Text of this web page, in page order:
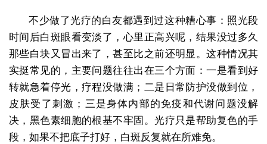
不少做了光疗的白友都遇到过这种糟心事：照光段
时间后白斑眼看变淡了，心里正高兴呢，结果没过多久
那些白块又冒出来了，甚至比之前还明显。这种情况其
实挺常见的，主要问题往往出在三个方面：一是看到好
转就急着停光，疗程没做满；二是日常防护没做到位，
皮肤受了刺激；三是身体内部的免疫和代谢问题没解
决，黑色素细胞的根基不牢固。光疗只是帮助复色的手
段，如果不把底子打好，白斑反复就在所难免。